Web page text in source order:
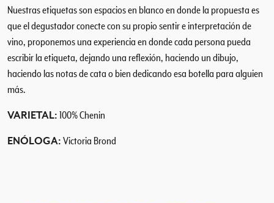
e
n
t
d
Nuestras etiquetas son espacios en blanco en donde la propuesta es
que el degustador conecte con su propio sentir e interpretación de
vino, proponemos una experiencia en donde cada persona pueda
escribir la etiqueta, dejando una reflexión, haciendo un dibujo,
haciendo las notas de cata o bien dedicando esa botella para alguien
más.
VARIETAL: 100% Chenin
ENÓLOGA: Victoria Brond